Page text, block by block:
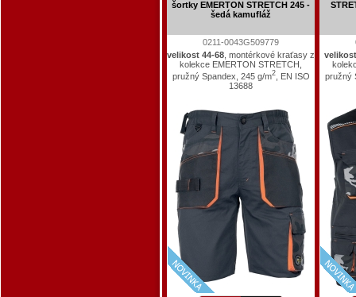
šortky EMERTON STRETCH 245 -
šedá kamufláž
0211-0043G509779
velikost 44-68 , montérkové kraťasy z
kolekce EMERTON STRETCH,
pružný Spandex, 245 g/m2, EN ISO
13688
pružný